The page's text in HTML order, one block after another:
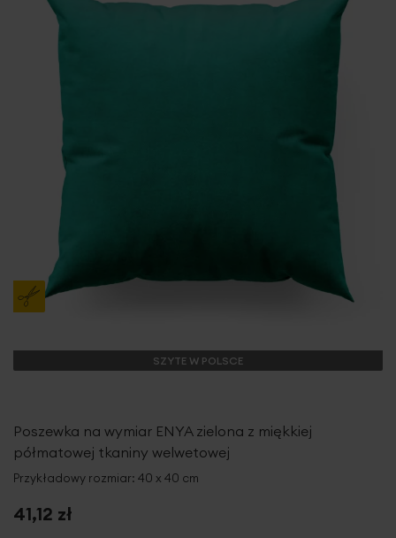
SZYTE W POLSCE
Poszewka na wymiar ENYA zielona z miękkiej
półmatowej tkaniny welwetowej
Przykładowy rozmiar: 40 x 40 cm
41,12 zł